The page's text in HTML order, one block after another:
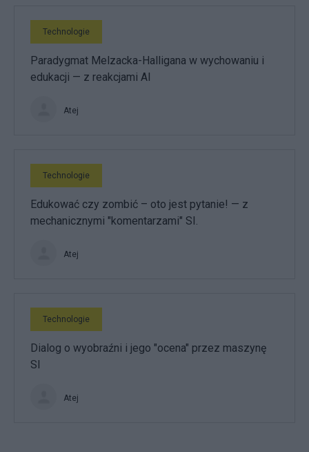
Technologie
Paradygmat Melzacka-Halligana w wychowaniu i
edukacji — z reakcjami AI
Atej
Technologie
Edukować czy zombić – oto jest pytanie! — z
mechanicznymi "komentarzami" SI.
Atej
Technologie
Dialog o wyobraźni i jego "ocena" przez maszynę
SI
Atej